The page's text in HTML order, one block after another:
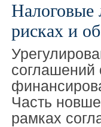
Налоговые
рисках и
соглашений
Часть
рамках